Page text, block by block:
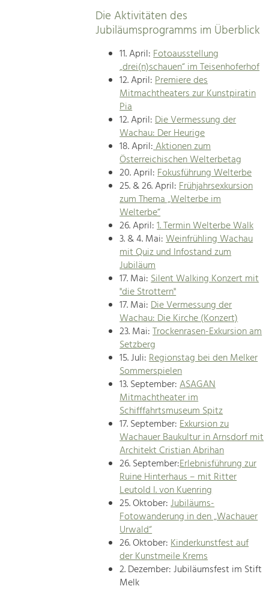
Die Aktivitäten des
Jubiläumsprogramms im Überblick
11. April:Fotoausstellung
„drei(n)schauen“ im Teisenhoferhof
12. April:Premiere des
Mitmachtheaters zur Kunstpiratin
Pia
12. April:Die Vermessung der
Wachau: Der Heurige
18. April:Aktionen zum
Österreichischen Welterbetag
20. April:Fokusführung Welterbe
25. & 26. April:Frühjahrsexkursion
zum Thema „Welterbe im
Welterbe“
26. April:1. Termin Welterbe Walk
3. & 4. Mai:Weinfrühling Wachau
mit Quiz und Infostand zum
Jubiläum
17. Mai:Silent Walking Konzert mit
"die Strottern"
17. Mai:Die Vermessung der
Wachau: Die Kirche (Konzert)
23. Mai:Trockenrasen-Exkursion am
Setzberg
15. Juli:Regionstag bei den Melker
Sommerspielen
13. September:ASAGAN
Mitmachtheater im
Schifffahrtsmuseum Spitz
17. September:Exkursion zu
Wachauer Baukultur in Arnsdorf mit
Architekt Cristian Abrihan
26. September:Erlebnisführung zur
Ruine Hinterhaus – mit Ritter
Leutold I. von Kuenring
25. Oktober:Jubiläums-
Fotowanderung in den „Wachauer
Urwald“
26. Oktober:Kinderkunstfest auf
der Kunstmeile Krems
2. Dezember: Jubiläumsfest im Stift
Melk